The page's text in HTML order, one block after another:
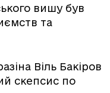
вишу був
та
Віль Бакіров
скепсис по